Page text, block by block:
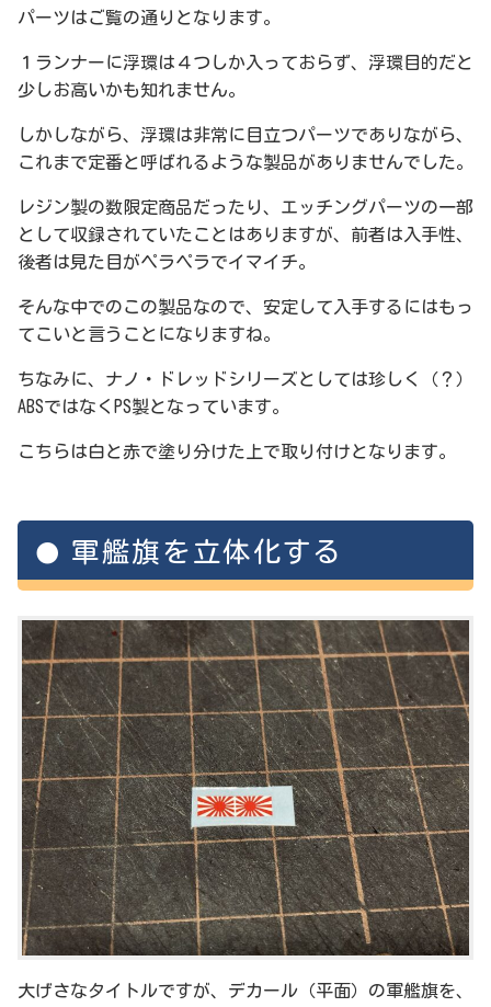
パーツはご覧の通りとなります。
１ランナーに浮環は４つしか入っておらず、浮環目的だと
少しお高いかも知れません。
しかしながら、浮環は非常に目立つパーツでありながら、
これまで定番と呼ばれるような製品がありませんでした。
レジン製の数限定商品だったり、エッチングパーツの一部
として収録されていたことはありますが、前者は入手性、
後者は見た目がペラペラでイマイチ。
そんな中でのこの製品なので、安定して入手するにはもっ
てこいと言うことになりますね。
ちなみに、ナノ・ドレッドシリーズとしては珍しく（？）
ABSではなくPS製となっています。
こちらは白と赤で塗り分けた上で取り付けとなります。
軍艦旗を立体化する
大げさなタイトルですが、デカール（平面）の軍艦旗を、